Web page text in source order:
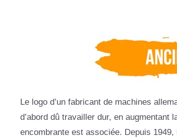
Le logo d’un fabricant de machines
d’abord dû travailler dur, en augmentant
encombrante est associée. Depuis